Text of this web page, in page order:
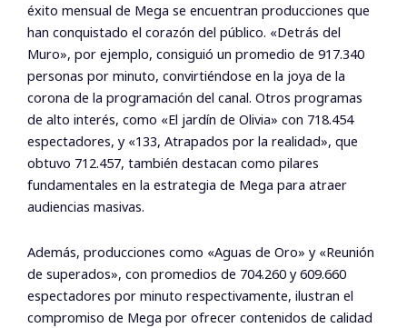
éxito mensual de Mega se encuentran producciones que
han conquistado el corazón del público. «Detrás del
Muro», por ejemplo, consiguió un promedio de 917.340
personas por minuto, convirtiéndose en la joya de la
corona de la programación del canal. Otros programas
de alto interés, como «El jardín de Olivia» con 718.454
espectadores, y «133, Atrapados por la realidad», que
obtuvo 712.457, también destacan como pilares
fundamentales en la estrategia de Mega para atraer
audiencias masivas.
Además, producciones como «Aguas de Oro» y «Reunión
de superados», con promedios de 704.260 y 609.660
espectadores por minuto respectivamente, ilustran el
compromiso de Mega por ofrecer contenidos de calidad